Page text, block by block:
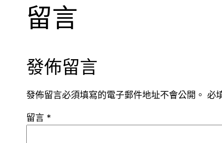
留言
發佈留言
發佈留言必須填寫的電子郵件地址不會公開。 必
留言 *